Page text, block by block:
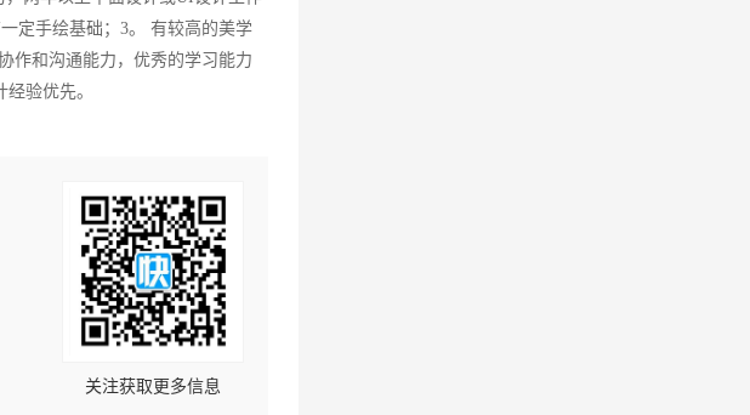
一定手绘基础；3。 有较高的美学
作和沟通能力，优秀的学习能力
验优先。
关注获取更多信息